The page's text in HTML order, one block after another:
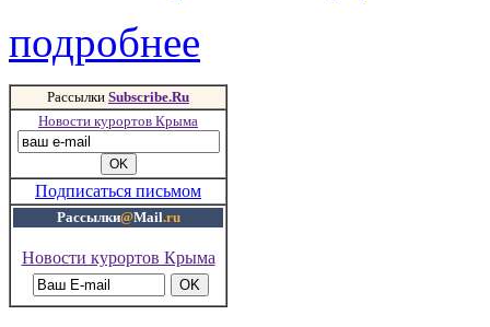
подробнее
Рассылки Subscribe.Ru
Новости курортов Крыма
Подписаться письмом
Рассылки@Mail.ru
Новости курортов Крыма